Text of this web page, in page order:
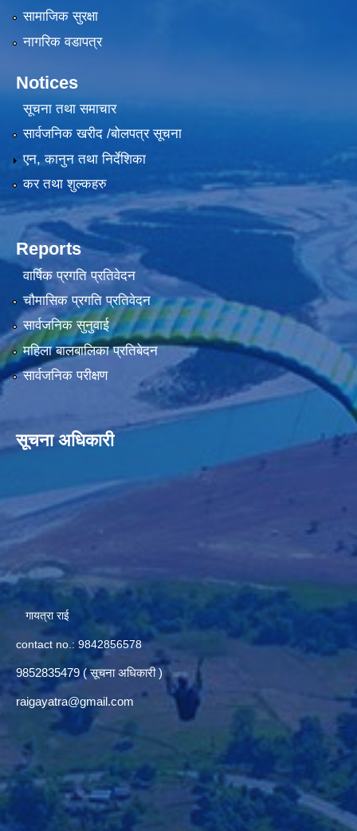
सामाजिक सुरक्षा
नागरिक वडापत्र
Notices
सूचना तथा समाचार
सार्वजनिक खरीद /बोलपत्र सूचना
एन, कानुन तथा निर्देशिका
कर तथा शुल्कहरु
Reports
वार्षिक प्रगति प्रतिवेदन
चौमासिक प्रगति प्रतिवेदन
सार्वजनिक सुनुवाई
महिला बालबालिका प्रतिबेदन
सार्वजनिक परीक्षण
सूचना अधिकारी
गायत्रा राई
contact no.: 9842856578
9852835479 ( सूचना अधिकारी )
raigayatra@gmail.com